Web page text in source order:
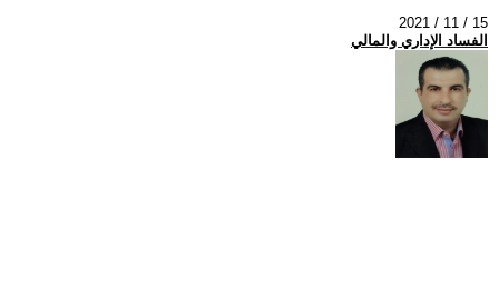
2021 / 11 / 15
الفساد الإداري والمالي